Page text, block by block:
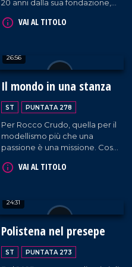
20 anni dalla sua fondazione,
Francesco Condello e sua
VAI AL TITOLO
26:56
Il mondo in una stanza
ST PUNTATA 278
Per Rocco Crudo, quella per il
modellismo più che una
passione è una missione. Così
casa a Sant'Onofrio in una
le sue opere con lo scopo di
farle visitare ai giovani studenti
affinché riconoscano il valore
dell'arte e della manualità.
VAI AL TITOLO
24:31
Polistena nel presepe
ST PUNTATA 273